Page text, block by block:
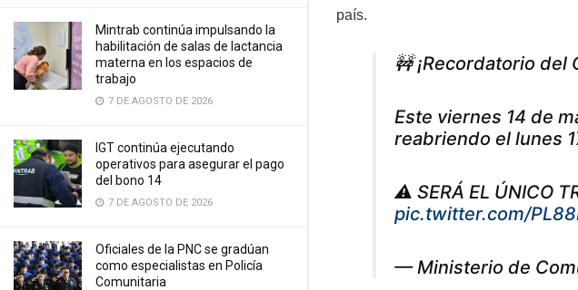
Mintrab continúa impulsando la
habilitación de salas de lactancia
materna en los espacios de
trabajo
7 DE AGOSTO DE 2026
IGT continúa ejecutando
operativos para asegurar el pago
del bono 14
7 DE AGOSTO DE 2026
Oficiales de la PNC se gradúan
como especialistas en Policía
Comunitaria
país.
🚧 ¡Recordatorio del
Este viernes 14 de
reabriendo el lunes
⚠️ SERÁ EL ÚNICO
pic.twitter.com/
— Ministerio de